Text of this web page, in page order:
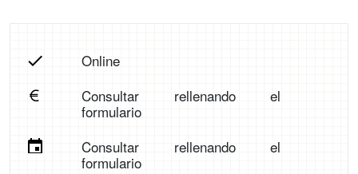
Online
Consultar rellenando el
formulario
Consultar rellenando el
formulario